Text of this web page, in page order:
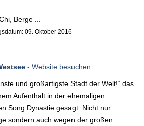
Berge ...
09. Oktober 2016
- Website besuchen
und großartigste Stadt der Welt!“ das
Aufenthalt in der ehemaligen
Song Dynastie gesagt. Nicht nur
sondern auch wegen der großen